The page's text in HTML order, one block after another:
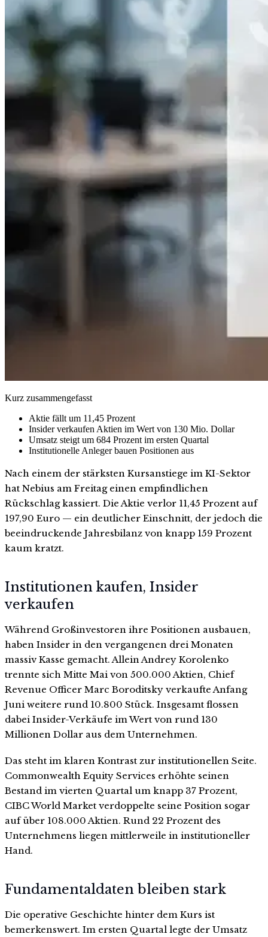
Kurz zusammengefasst
Aktie fällt um 11,45 Prozent
Insider verkaufen Aktien im Wert von 130 Mio. Dollar
Umsatz steigt um 684 Prozent im ersten Quartal
Institutionelle Anleger bauen Positionen aus
Nach einem der stärksten Kursanstiege im KI-Sektor
hat Nebius am Freitag einen empfindlichen
Rückschlag kassiert. Die Aktie verlor 11,45 Prozent auf
197,90 Euro — ein deutlicher Einschnitt, der jedoch die
beeindruckende Jahresbilanz von knapp 159 Prozent
kaum kratzt.
Institutionen kaufen, Insider
verkaufen
Während Großinvestoren ihre Positionen ausbauen,
haben Insider in den vergangenen drei Monaten
massiv Kasse gemacht. Allein Andrey Korolenko
trennte sich Mitte Mai von 500.000 Aktien, Chief
Revenue Officer Marc Boroditsky verkaufte Anfang
Juni weitere rund 10.800 Stück. Insgesamt flossen
dabei Insider-Verkäufe im Wert von rund 130
Millionen Dollar aus dem Unternehmen.
Das steht im klaren Kontrast zur institutionellen Seite.
Commonwealth Equity Services erhöhte seinen
Bestand im vierten Quartal um knapp 37 Prozent,
CIBC World Market verdoppelte seine Position sogar
auf über 108.000 Aktien. Rund 22 Prozent des
Unternehmens liegen mittlerweile in institutioneller
Hand.
Fundamentaldaten bleiben stark
Die operative Geschichte hinter dem Kurs ist
bemerkenswert. Im ersten Quartal legte der Umsatz